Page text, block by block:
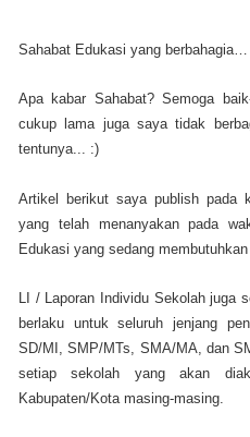
Sahabat Edukasi yang berbahagia…
Apa kabar Sahabat? Semoga
cukup lama juga saya tidak
tentunya... :)
Artikel berikut saya publish pada
yang telah menanyakan pada
Edukasi yang sedang membutuhkan
LI / Laporan Individu Sekolah juga
berlaku untuk seluruh jenjang
SD/MI, SMP/MTs, SMA/MA, dan
setiap sekolah yang akan
Kabupaten/Kota masing-masing.